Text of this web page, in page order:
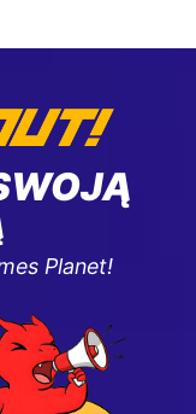
Planet!